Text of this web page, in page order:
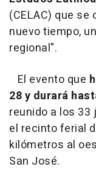
(CELAC) que
nuevo tiempo,
regional".
El evento que
28 y durará
reunido a los 33
el recinto ferial
kilómetros al
San José.